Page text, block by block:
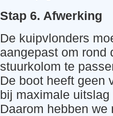
Stap 6. Afwerking
De kuipvlonders
aangepast om rond
stuurkolom te
De boot heeft geen
bij maximale
Daarom hebben we